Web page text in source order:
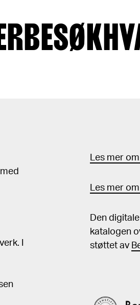
BESØK
I
Les mer
Les mer
Den
katalogen
støttet av